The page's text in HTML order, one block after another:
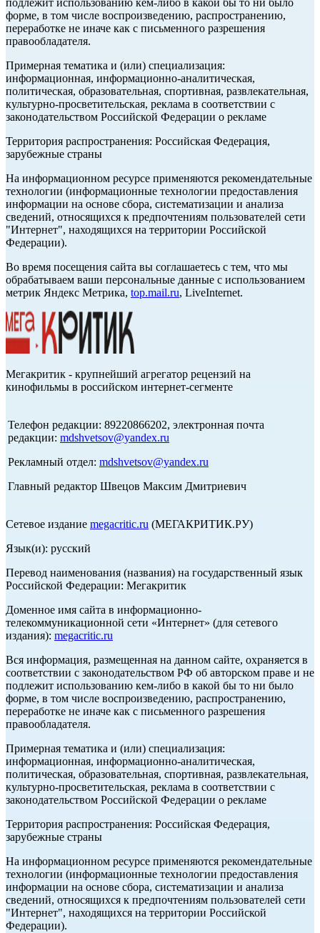
подлежит использованию кем-либо в какой бы то ни было
форме, в том числе воспроизведению, распространению,
переработке не иначе как с письменного разрешения
правообладателя.
Примерная тематика и (или) специализация:
информационная, информационно-аналитическая,
политическая, образовательная, спортивная, развлекательная,
культурно-просветительская, реклама в соответствии с
законодательством Российской Федерации о рекламе
Территория распространения: Российская Федерация,
зарубежные страны
На информационном ресурсе применяются рекомендательные
технологии (информационные технологии предоставления
информации на основе сбора, систематизации и анализа
сведений, относящихся к предпочтениям пользователей сети
"Интернет", находящихся на территории Российской
Федерации).
Во время посещения сайта вы соглашаетесь с тем, что мы
обрабатываем ваши персональные данные с использованием
метрик Яндекс Метрика, top.mail.ru, LiveInternet.
Мегакритик - крупнейший агрегатор рецензий на
кинофильмы в российском интернет-сегменте
Телефон редакции: 89220866202, электронная почта
редакции: mdshvetsov@yandex.ru
Рекламный отдел: mdshvetsov@yandex.ru
Главный редактор Швецов Максим Дмитриевич
Сетевое издание megacritic.ru (МЕГАКРИТИК.РУ)
Язык(и): русский
Перевод наименования (названия) на государственный язык
Российской Федерации: Мегакритик
Доменное имя сайта в информационно-
телекоммуникационной сети «Интернет» (для сетевого
издания): megacritic.ru
Вся информация, размещенная на данном сайте, охраняется в
соответствии с законодательством РФ об авторском праве и не
подлежит использованию кем-либо в какой бы то ни было
форме, в том числе воспроизведению, распространению,
переработке не иначе как с письменного разрешения
правообладателя.
Примерная тематика и (или) специализация:
информационная, информационно-аналитическая,
политическая, образовательная, спортивная, развлекательная,
культурно-просветительская, реклама в соответствии с
законодательством Российской Федерации о рекламе
Территория распространения: Российская Федерация,
зарубежные страны
На информационном ресурсе применяются рекомендательные
технологии (информационные технологии предоставления
информации на основе сбора, систематизации и анализа
сведений, относящихся к предпочтениям пользователей сети
"Интернет", находящихся на территории Российской
Федерации).